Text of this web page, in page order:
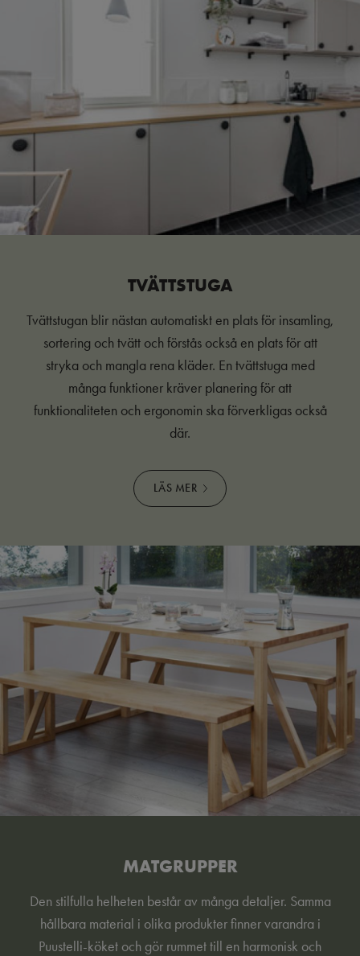
TVÄTTSTUGA
Tvättstugan blir nästan automatiskt en plats för insamling,
sortering och tvätt och förstås också en plats för att
stryka och mangla rena kläder. En tvättstuga med
många funktioner kräver planering för att
funktionaliteten och ergonomin ska förverkligas också
där.
LÄS MER
MATGRUPPER
Den stilfulla helheten består av många detaljer. Samma
hållbara material i olika produkter finner varandra i
Puustelli-köket och gör rummet till en harmonisk och